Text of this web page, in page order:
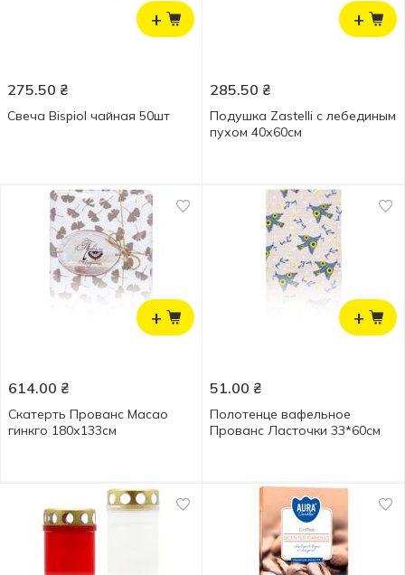
+
275.50 ₴
Свеча Bispiol чайная 50шт
+
285.50 ₴
Подушка Zastelli с лебединым
пухом 40х60см
+
614.00 ₴
Скатерть Прованс Масао
гинкго 180х133см
+
51.00 ₴
Полотенце вафельное
Прованс Ласточки 33*60см